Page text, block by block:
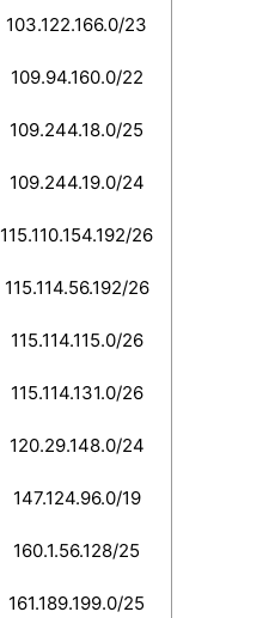
103.122.166.0/23
109.94.160.0/22
109.244.18.0/25
109.244.19.0/24
115.110.154.192/26
115.114.56.192/26
115.114.115.0/26
115.114.131.0/26
120.29.148.0/24
147.124.96.0/19
160.1.56.128/25
161.189.199.0/25